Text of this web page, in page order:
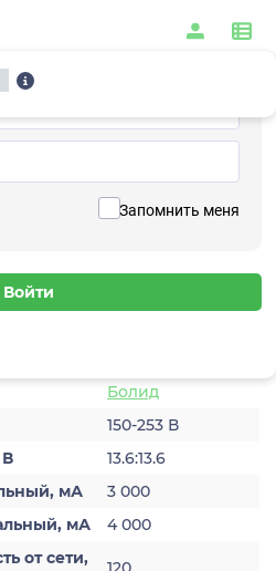
Запомнить меня
/ Источники бесперебойного питания
12 исп.51
питания
Болид
150-253 В
13.6:13.6
мА
3 000
мА
4 000
от сети,